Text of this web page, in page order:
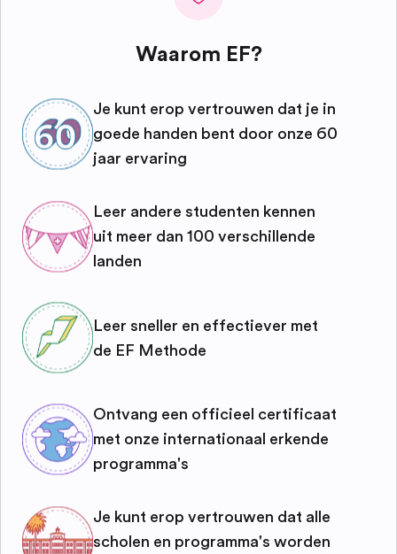
Waarom EF?
Je kunt erop vertrouwen dat je in
goede handen bent door onze 60
jaar ervaring
Leer andere studenten kennen
uit meer dan 100 verschillende
landen
Leer sneller en effectiever met
de EF Methode
Ontvang een officieel certificaat
met onze internationaal erkende
programma's
Je kunt erop vertrouwen dat alle
scholen en programma's worden